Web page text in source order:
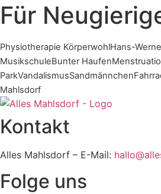
Für
Physiotherapie KörperwohlHans-
MusikschuleBunter Haufen
ParkVandalismusSandmännchen
Mahlsdorf
Kontakt
Alles Mahlsdorf – E-Mail:
Folge uns